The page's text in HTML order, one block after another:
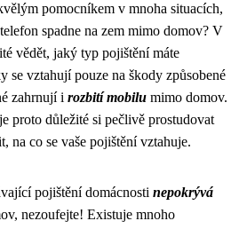
pomocníkem v mnoha situacích,
spadne na zem mimo domov? V
vědět, jaký typ pojištění máte
se vztahují pouze na škody způsobené
zahrnují i rozbití mobilu mimo domov.
proto důležité si pečlivě prostudovat
na co se vaše pojištění vztahuje.
pojištění domácnosti nepokrývá
nezoufejte! Existuje mnoho